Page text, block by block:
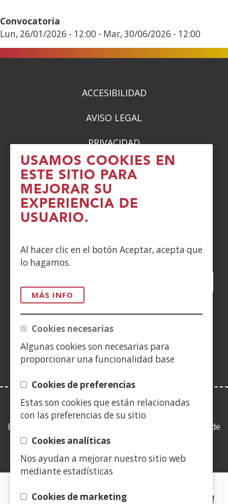
USAMOS COOKIES EN
ESTE SITIO PARA
MEJORAR SU
EXPERIENCIA DE
USUARIO.
Al hacer clic en el botón Aceptar, acepta que
lo hagamos.
MÁS INFO
Cookies necesarias
Algunas cookies son necesarias para
proporcionar una funcionalidad base
Cookies de preferencias
Estas son cookies que están relacionadas
con las preferencias de su sitio
Cookies analíticas
Nos ayudan a mejorar nuestro sitio web
mediante estadísticas
Cookies de marketing
nueva
ventana)
Convocatoria
Lun, 26/01/2026 - 12:00 - Mar, 30/06/2026 - 12:00
ACCESIBILIDAD
AVISO LEGAL
PRIVACIDAD
POLÍTICA DE COOKIES
DENUNCIAS
Siguenos en:
en
nueva
ventana)
en
nueva
ventana)
nueva
ventana)
nueva
ventana)
ventana)ventana)ventana)
en
(Abre
LEY DE TRANSPARENCIA
Esta web se ajusta a lo establecido en la Ley 19/2013, de
9 de diciembre, de transparencia, acceso a la
CERTIFICADOS DE CALIDAD